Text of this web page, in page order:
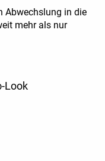
Abwechslung in die
mehr als nur
Look